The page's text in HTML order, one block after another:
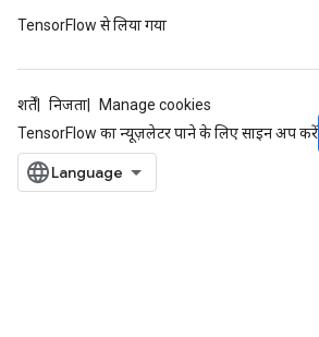
TensorFlow से लिया गया
शर्तें निजता
Manage cookies
TensorFlow का न्यूज़लेटर पाने के लिए साइन अप करें